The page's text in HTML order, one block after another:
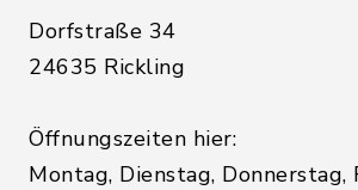
Dorfstraße 34
24635 Rickling
Öffnungszeiten hier:
Montag, Dienstag, Donnerstag,